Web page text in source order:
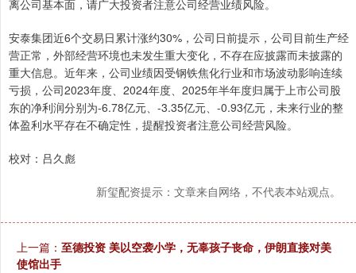
离公司基本面，请广大投资者注意公司经营业绩风险。
安泰集团近6个交易日累计涨约30%，公司日前提示，公司目前生产经
营正常，外部经营环境也未发生重大变化，不存在应披露而未披露的
重大信息。近年来，公司业绩因受钢铁焦化行业和市场波动影响连续
亏损，公司2023年度、2024年度、2025年半年度归属于上市公司股
东的净利润分别为-6.78亿元、-3.35亿元、-0.93亿元，未来行业的整
体盈利水平存在不确定性，提醒投资者注意公司经营风险。
校对：吕久彪
新玺配资提示：文章来自网络，不代表本站观点。
上一篇： 至德投资 美以空袭小学，无辜孩子丧命，伊朗直接对美
使馆出手